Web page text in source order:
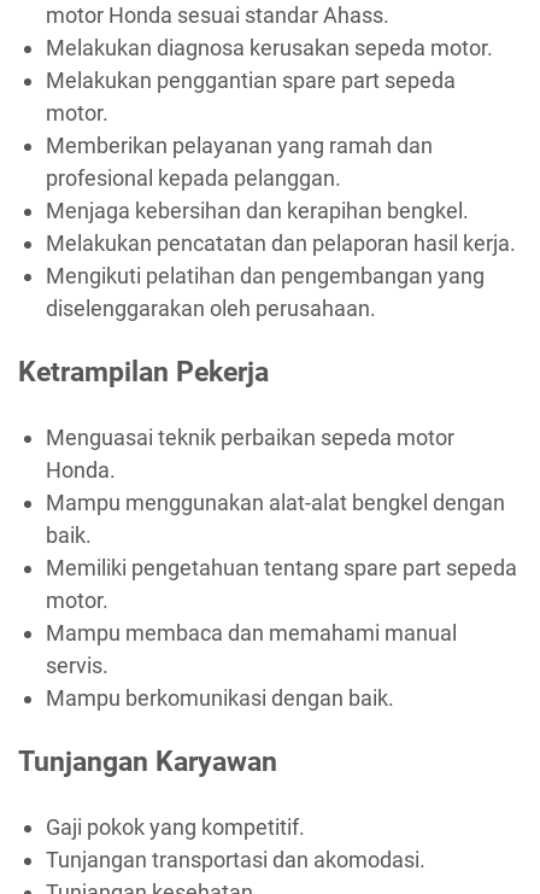
motor Honda sesuai standar Ahass.
Melakukan diagnosa kerusakan sepeda motor.
Melakukan penggantian spare part sepeda
motor.
Memberikan pelayanan yang ramah dan
profesional kepada pelanggan.
Menjaga kebersihan dan kerapihan bengkel.
Melakukan pencatatan dan pelaporan hasil kerja.
Mengikuti pelatihan dan pengembangan yang
diselenggarakan oleh perusahaan.
Ketrampilan Pekerja
Menguasai teknik perbaikan sepeda motor
Honda.
Mampu menggunakan alat-alat bengkel dengan
baik.
Memiliki pengetahuan tentang spare part sepeda
motor.
Mampu membaca dan memahami manual
servis.
Mampu berkomunikasi dengan baik.
Tunjangan Karyawan
Gaji pokok yang kompetitif.
Tunjangan transportasi dan akomodasi.